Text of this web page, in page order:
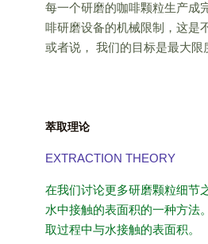
每一个研磨的咖啡颗粒生产成
啡研磨设备的机械限制，这是
或者说， 我们的目标是最大限
萃取理论
EXTRACTION THEORY
在我们讨论更多研磨颗粒细节
水中接触的表面积的一种方法
取过程中与水接触的表面积。